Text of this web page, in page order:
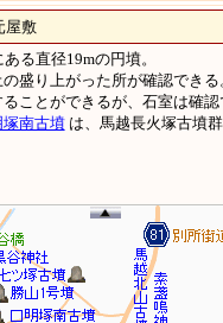
敷
る直径19mの円墳。
盛り上がった所が確認でき
ことができるが、石室は確
塚南古墳は、馬越長火塚古墳